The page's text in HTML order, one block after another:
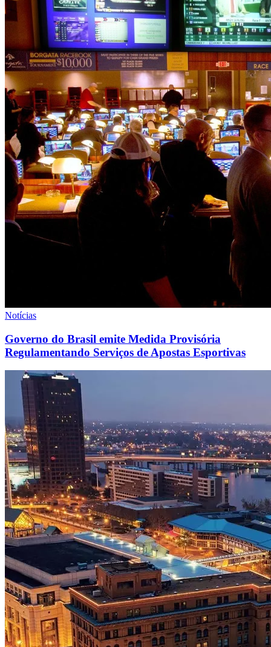
Notícias
Governo do Brasil emite Medida Provisória
Regulamentando Serviços de Apostas Esportivas